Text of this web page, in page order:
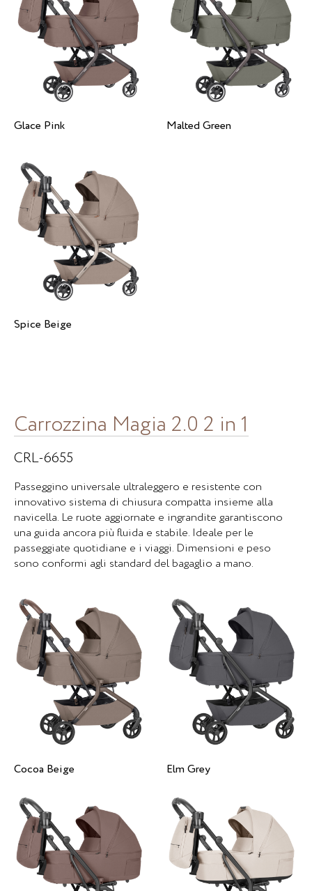
Glace Pink Malted Green
Spice Beige
Carrozzina Magia 2.0 2 in 1
CRL-6655
Passeggino universale ultraleggero e resistente con
innovativo sistema di chiusura compatta insieme alla
navicella. Le ruote aggiornate e ingrandite garantiscono
una guida ancora più fluida e stabile. Ideale per le
passeggiate quotidiane e i viaggi. Dimensioni e peso
sono conformi agli standard del bagaglio a mano.
Cocoa Beige Elm Grey